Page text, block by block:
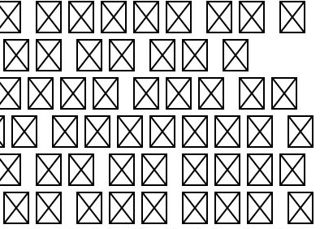
누군가에게 온을 받
게 온을 입고 있
’라는 뜻으로 이해
을 ‘온진’이라고 부
힘든 것은 없다.”
아야 한다. 기리는 기